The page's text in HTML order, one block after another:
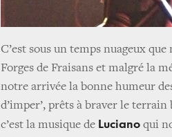
C’est sous un temps nuageux
Forges de Fraisans et malgré la
notre arrivée la bonne humeur
d’imper’, prêts à braver le
c’est la musique de Luciano qui